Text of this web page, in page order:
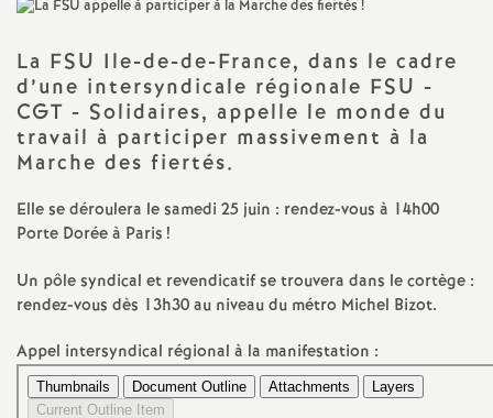
t
i
o
n
l
d
La FSU Ile-de-de-France, dans le cadre
d’une intersyndicale régionale FSU -
CGT - Solidaires, appelle le monde du
travail à participer massivement à la
Marche des fiertés.
Elle se déroulera le samedi 25 juin : rendez-vous à 14h00
Porte Dorée à Paris !
Un pôle syndical et revendicatif se trouvera dans le cortège :
rendez-vous dès 13h30 au niveau du métro Michel Bizot.
Appel intersyndical régional à la manifestation :